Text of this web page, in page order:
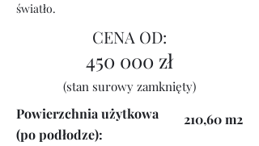
światło.
CENA OD:
450 000 zł
(stan surowy zamknięty)
Powierzchnia użytkowa
(po podłodze):
210,60 m2